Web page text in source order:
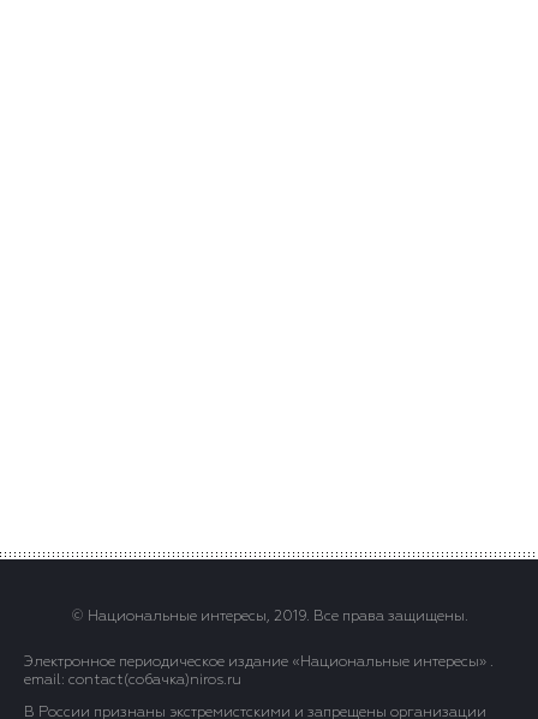
© Национальные интересы, 2019. Все права защищены.
Электронное периодическое издание «Национальные интересы» .
email: contact(сoбaчка)niros.ru
В России признаны экстремистскими и запрещены организации